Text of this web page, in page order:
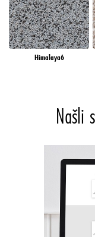
Himalaya6
Našli